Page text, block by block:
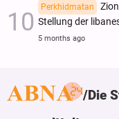
Perkhidmatan
Stellung der
5 months ago
Die